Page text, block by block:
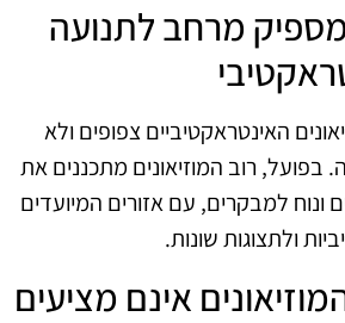
אין מספיק מרחב לתנועה
האינטראקטיביים צפופים ולא
בפועל, רוב המוזיאונים מתכננים את
ונוח למבקרים, עם אזורים המיועדים
ולתצוגות שונות.
כל המוזיאונים אינם מציעים